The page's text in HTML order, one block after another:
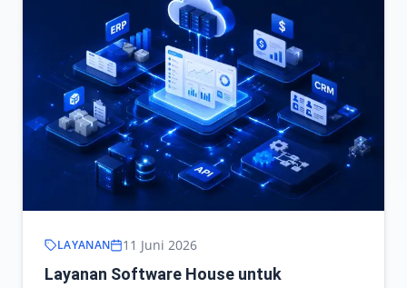
LAYANAN 11 Juni 2026
Layanan Software House untuk